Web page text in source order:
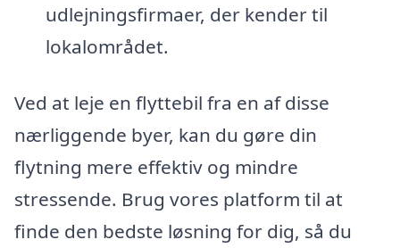
udlejningsfirmaer, der kender til
lokalområdet.
Ved at leje en flyttebil fra en af disse
nærliggende byer, kan du gøre din
flytning mere effektiv og mindre
stressende. Brug vores platform til at
finde den bedste løsning for dig, så du